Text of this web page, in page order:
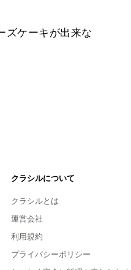
ズケーキが出来な
クラシルについて
クラシルとは
運営会社
利用規約
プライバシーポリシー